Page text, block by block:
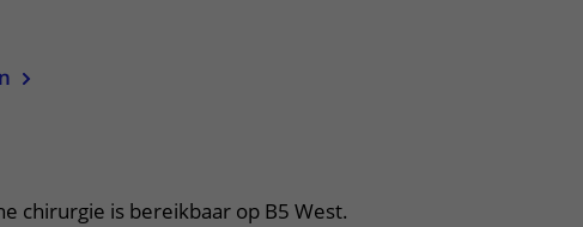
chirurgie is bereikbaar op B5 West.